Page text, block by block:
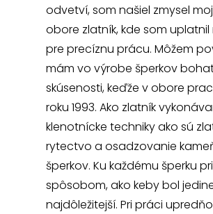
odvetví, som našiel zmysel
obore zlatník, kde som uplatnil
pre precíznu prácu. Môžem
mám vo výrobe šperkov
skúsenosti, keďže v obore
roku 1993. Ako zlatník
klenotnícke techniky ako sú
rytectvo a osadzovanie
šperkov. Ku každému šperku
spôsobom, ako keby bol
najdôležitejší. Pri práci